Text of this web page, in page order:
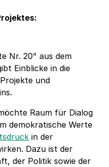
Nr. 20" aus dem
Einblicke in die
und
Raum für Dialog
demokratische Werte
in der
Dazu ist der
der Politik sowie der